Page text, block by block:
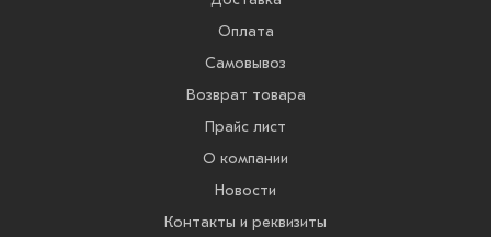
Оплата
Самовывоз
Возврат товара
Прайс лист
О компании
Новости
Контакты и реквизиты